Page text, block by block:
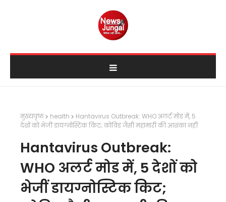
मुख्यपृष्ठ health
Hantavirus Outbreak: WHO अलर्ट मोड में, 5
देशों को भेजीं डायग्नोस्टिक किट; कोविड जैसी महामारी की आशंका नहीं
Hantavirus Outbreak:
WHO अलर्ट मोड में, 5 देशों को
भेजीं डायग्नोस्टिक किट;